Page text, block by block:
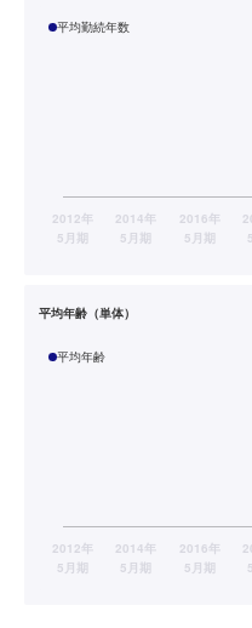
平均勤続年数
平均年齢（単体）
平均年齢